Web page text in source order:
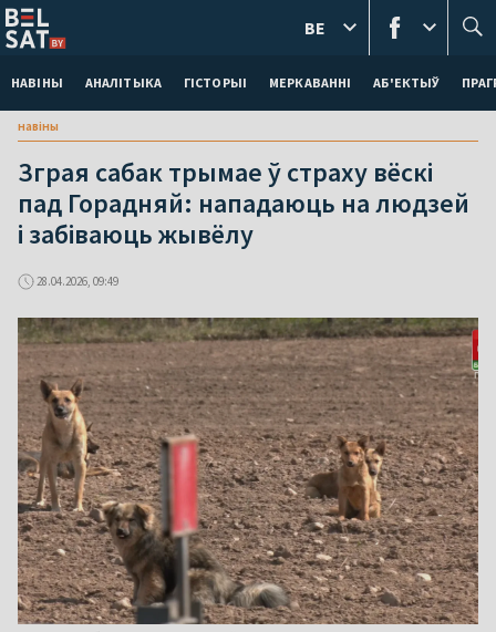
НАВІНЫ АНАЛІТЫКА ГІСТОРЫІ МЕРКАВАННI АБ'ЕКТЫЎ
BE
навіны
Зграя сабак трымае ў страху вёскі
пад Горадняй: нападаюць на людзей
і забіваюць жывёлу
28.04.2026, 09:49